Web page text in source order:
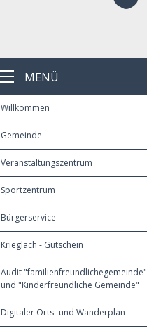
MENÜ
Willkommen
Gemeinde
Veranstaltungszentrum
Sportzentrum
Bürgerservice
Krieglach - Gutschein
Audit "familienfreundlichegemeinde"
und "Kinderfreundliche Gemeinde"
Digitaler Orts- und Wanderplan